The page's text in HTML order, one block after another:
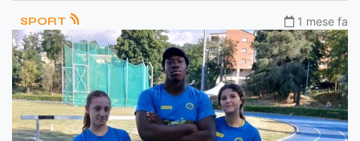
SPORT 1 mese fa